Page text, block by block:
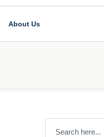
About Us